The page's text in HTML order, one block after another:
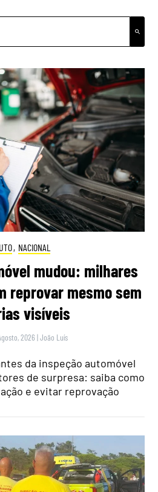
, NACIONAL
mudou: milhares
reprovar mesmo sem
visíveis
2026 |João Luís
da inspeção automóvel
de surpresa: saiba como
e evitar reprovação